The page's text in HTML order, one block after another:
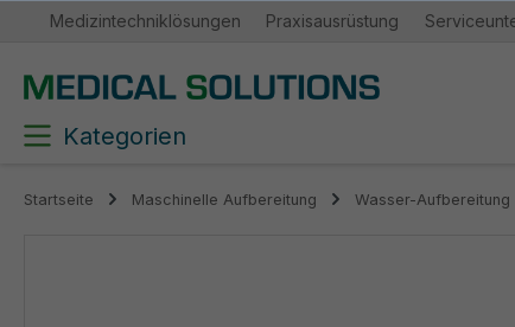
Zur Hauptnavigation springen
Medizintechniklösungen Praxisausrüstung
Kategorien
Startseite Maschinelle Aufbereitung Wasser-Aufbereitung